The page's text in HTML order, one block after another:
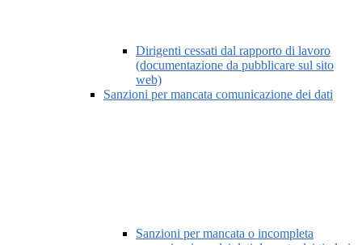
Dirigenti cessati dal rapporto di lavoro
(documentazione da pubblicare sul sito
web)
Sanzioni per mancata comunicazione dei dati
Sanzioni per mancata o incompleta